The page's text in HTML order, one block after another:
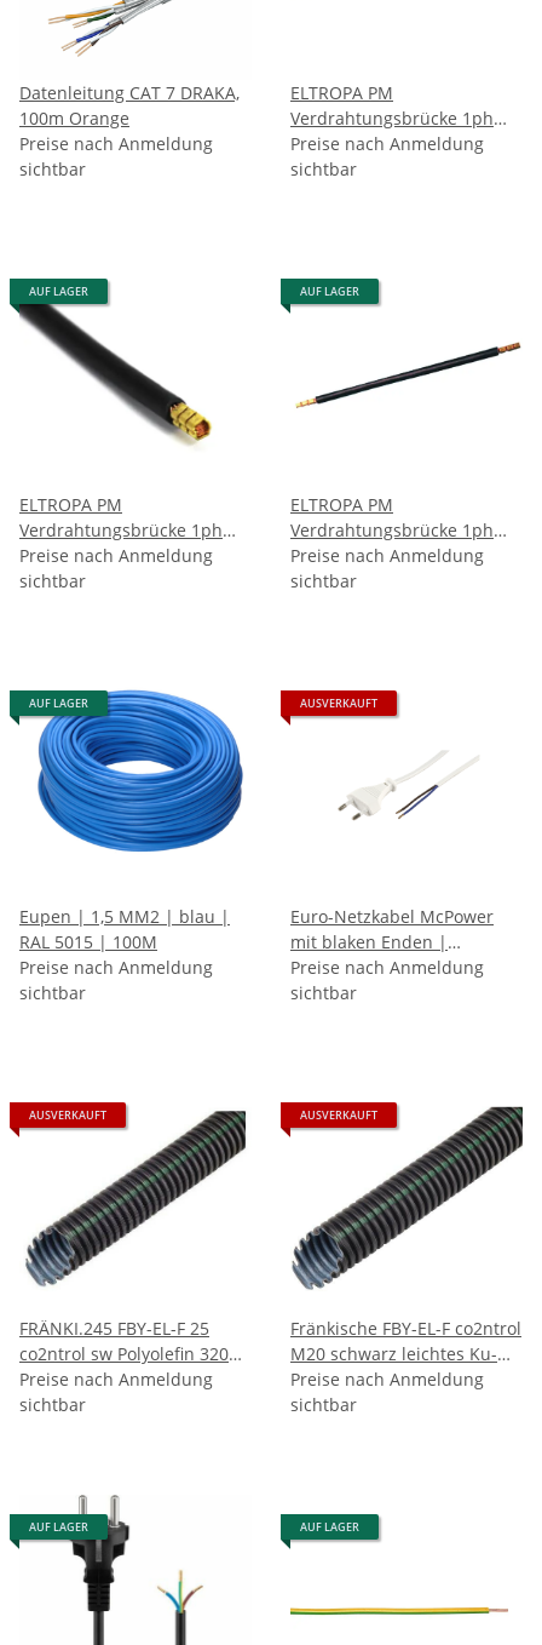
Datenleitung CAT 7 DRAKA,
100m Orange
Preise nach Anmeldung
sichtbar
ELTROPA PM
Verdrahtungsbrücke 1ph
133mm 10qmm Stift isol
Preise nach Anmeldung
sichtbar
AUF LAGER
ELTROPA PM
Verdrahtungsbrücke 1ph
265mm 10qmm Stift isol
Preise nach Anmeldung
sichtbar
AUF LAGER
ELTROPA PM
Verdrahtungsbrücke 1ph
350mm 10q m Stift isol (25
Stück)
Preise nach Anmeldung
sichtbar
AUF LAGER
Eupen | 1,5 MM2 | blau |
RAL 5015 | 100M
Preise nach Anmeldung
sichtbar
AUSVERKAUFT
Euro-Netzkabel McPower
mit blaken Enden |
2x0,75mm² | weiß | Länge
1,5M
Preise nach Anmeldung
sichtbar
AUSVERKAUFT
FRÄNKI.245 FBY-EL-F 25
co2ntrol sw Polyolefin 320N
-15-90°C
Preise nach Anmeldung
sichtbar
AUSVERKAUFT
Fränkische FBY-EL-F co2ntrol
M20 schwarz leichtes Ku-
Wellrohr 26212020 1 Meter
Preise nach Anmeldung
sichtbar
AUF LAGER AUF LAGER